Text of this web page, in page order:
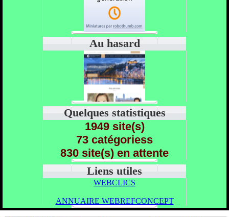
Au hasard
Quelques statistiques
1949 site(s)
73 catégoriess
830 site(s) en attente
Liens utiles
WEBCLICS
ANNUAIRE WEBREFCONCEPT